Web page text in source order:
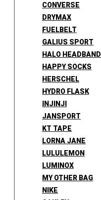
CONVERSE
DRYMAX
FUELBELT
GALIUS SPORT
HALO HEADBAND
HAPPY SOCKS
HERSCHEL
HYDRO FLASK
INJINJI
JANSPORT
KT TAPE
LORNA JANE
LULULEMON
LUMINOX
MY OTHER BAG
NIKE